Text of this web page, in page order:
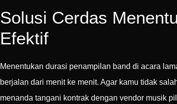
Solusi Cerdas
Efektif
Menentukan durasi penampilan band di acara
berjalan dari menit ke menit. Agar kamu tidak
menanda tangani kontrak dengan vendor musik